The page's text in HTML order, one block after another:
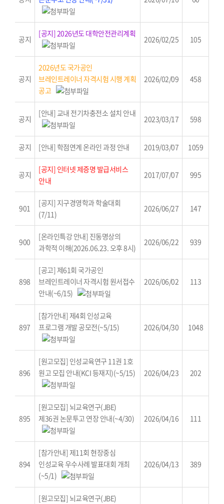
공지
[공지] 2026년도 대학안전관리계획
2026/02/25 105
공지
2026년도 국가공인
브레인트레이너 자격시험 시행 계획
공고
2026/02/09 458
공지
[안내] 교내 전기차충전소 설치 안내
2023/03/17 598
공지 [안내] 학점연계 온라인 과정 안내 2019/03/07 1059
공지
[공지] 인터넷 제증명 발급서비스
안내
2017/07/07 995
901
[공지] 지구경영학과 학술대회
(7/11)
2026/06/27 147
900
[온라인특강 안내] 진동명상의
과학적 이해(2026.06.23. 오후 8시)
2026/06/22 939
898
[공고] 제61회 국가공인
브레인트레이너 자격시험 원서접수
안내(~6/15)
2026/06/02 113
897
[참가안내] 제4회 인성교육
프로그램 개발 공모전(~5/15)
2026/04/30 1048
896
[원고모집] 인성교육연구 11권 1호
원고 모집 안내(KCI 등재지)(~5/15)
2026/04/23 202
895
[원고모집] 뇌교육연구(JBE)
제36권 논문투고 연장 안내(~4/30)
2026/04/16 111
894
[참가안내] 제11회 현장중심
인성교육 우수사례 발표대회 개최
(~5/1)
2026/04/13 389
[원고모집] 뇌교육연구(JBE)